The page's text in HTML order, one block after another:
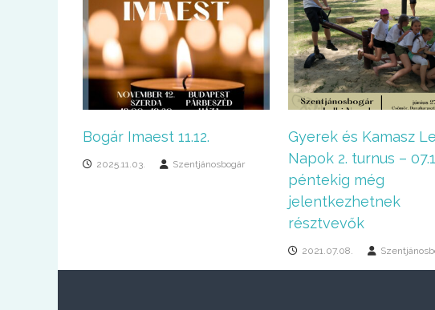
Bogár Imaest 11.12.
2025.11.03. Szentjánosbogár
Gyerek és Kamasz
Napok 2. turnus –
péntekig még
jelentkezhetnek
résztvevők
2021.07.08.